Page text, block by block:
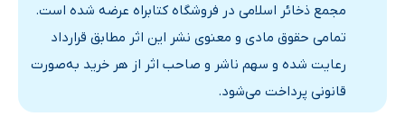
به طرف روسیه!
مردم و انتخابات (1)
طلوع و غروب (5)
اخبار فرهنگی
مجمع ذخائر اسلامی در فروشگاه کتابراه عرضه شده است.
تمامی حقوق مادی و معنوی نشر این اثر مطابق قرارداد
رعایت شده و سهم ناشر و صاحب اثر از هر خرید به‌صورت
قانونی پرداخت می‌شود.